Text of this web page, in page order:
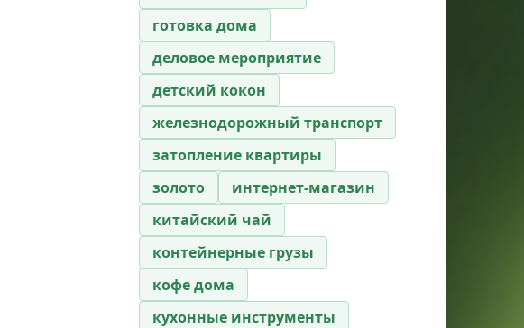
готовка дома
деловое мероприятие
детский кокон
железнодорожный транспорт
затопление квартиры
золото
интернет-магазин
китайский чай
контейнерные грузы
кофе дома
кухонные инструменты